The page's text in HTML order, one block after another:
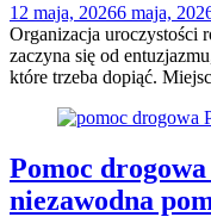
12 maja, 20266 maja,
Organizacja uroczystości
zaczyna się od
które trzeba dopiąć.
Pomoc
niezawodna